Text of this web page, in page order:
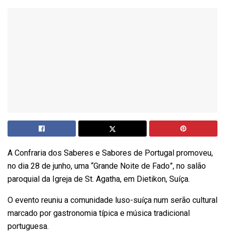
A Confraria dos Saberes e Sabores de Portugal promoveu,
no dia 28 de junho, uma “Grande Noite de Fado”, no salão
paroquial da Igreja de St. Agatha, em Dietikon, Suíça.
O evento reuniu a comunidade luso-suíça num serão cultural
marcado por gastronomia típica e música tradicional
portuguesa.